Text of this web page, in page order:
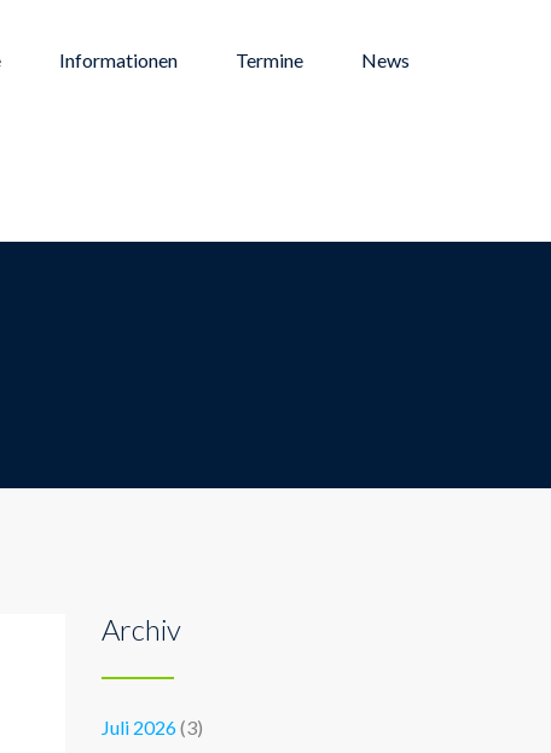
Informationen Termine News
Archiv
Juli 2026(3)